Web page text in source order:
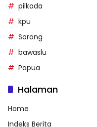
pilkada
kpu
Sorong
bawaslu
Papua
Halaman
Home
Indeks Berita